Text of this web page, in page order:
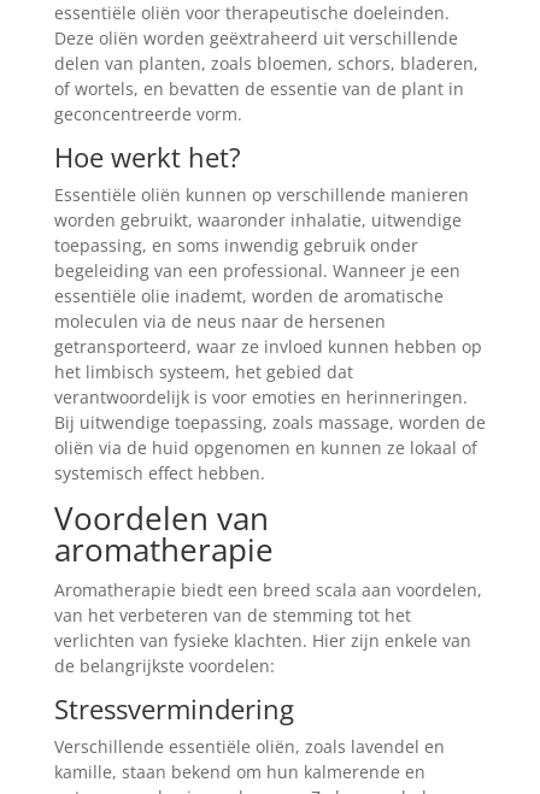
essentiële oliën voor therapeutische doeleinden.
Deze oliën worden geëxtraheerd uit verschillende
delen van planten, zoals bloemen, schors, bladeren,
of wortels, en bevatten de essentie van de plant in
geconcentreerde vorm.
Hoe werkt het?
Essentiële oliën kunnen op verschillende manieren
worden gebruikt, waaronder inhalatie, uitwendige
toepassing, en soms inwendig gebruik onder
begeleiding van een professional. Wanneer je een
essentiële olie inademt, worden de aromatische
moleculen via de neus naar de hersenen
getransporteerd, waar ze invloed kunnen hebben op
het limbisch systeem, het gebied dat
verantwoordelijk is voor emoties en herinneringen.
Bij uitwendige toepassing, zoals massage, worden de
oliën via de huid opgenomen en kunnen ze lokaal of
systemisch effect hebben.
Voordelen van
aromatherapie
Aromatherapie biedt een breed scala aan voordelen,
van het verbeteren van de stemming tot het
verlichten van fysieke klachten. Hier zijn enkele van
de belangrijkste voordelen:
Stressvermindering
Verschillende essentiële oliën, zoals lavendel en
kamille, staan bekend om hun kalmerende en